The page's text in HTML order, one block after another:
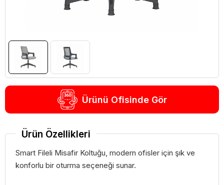
Ürünü Ofisinde Gör
Ürün Özellikleri
Smart Fileli Misafir Koltuğu, modern ofisler için şık ve
konforlu bir oturma seçeneği sunar.